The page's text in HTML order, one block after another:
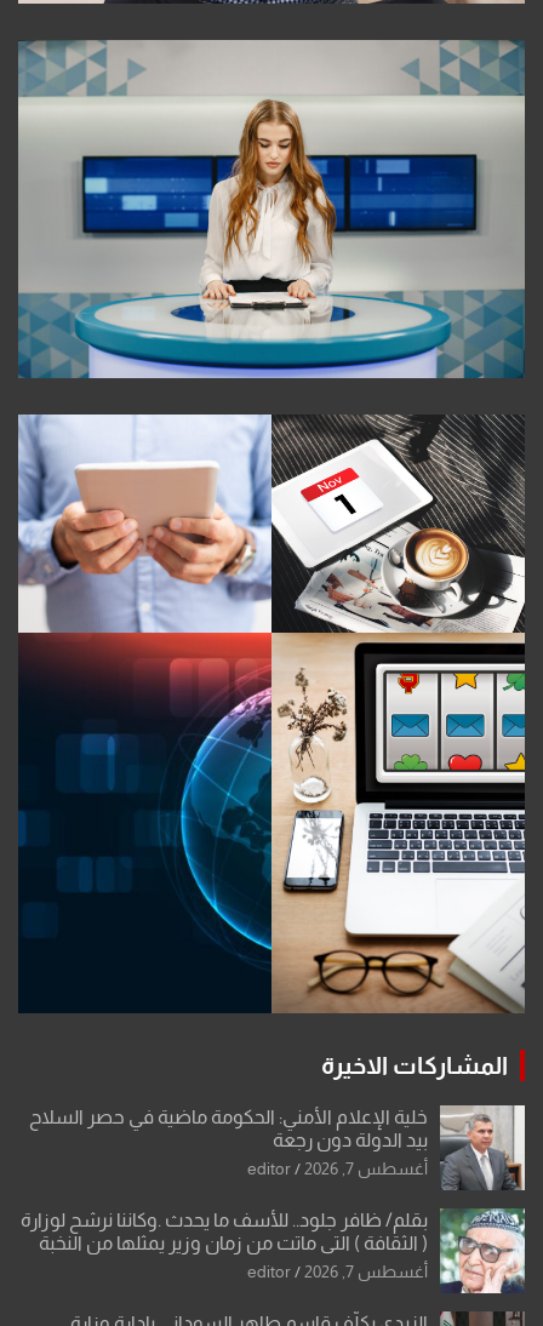
المشاركات الاخيرة
خلية الإعلام الأمني: الحكومة ماضية في حصر السلاح
بيد الدولة دون رجعة
أغسطس 7, 2026 editor
بقلم/ ظافر جلود.. للأسف ما يحدث .وكاننا نرشح لوزارة
( الثقافة ) التي ماتت من زمان وزير يمثلها من النخبة
والإرث العظيم للثقافة العراقية..
أغسطس 7, 2026 editor